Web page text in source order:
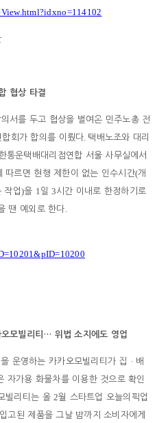
협상 타결
서를 두고 협상을 벌여온 민주노총 전
회가 합의를 이뤘다. 택배노조와 대리
통운택배대리점연합 서울 사무실에서
따르면 현행 제한이 없는 인수시간(개
작업)을 1일3시간 이내로 한정하기로
땐 예외로 한다.
모빌리티 … 위법 소지에도 영업
을 운영하는 카카오모빌리티가 집 ㆍ 배
자가용 화물차를 이용한 것으로 확인
빌리티는 올2월 스타트업 오늘의픽업
고된 제품을 그날 밤까지 소비자에게